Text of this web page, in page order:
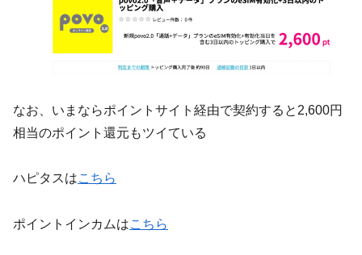
なお、いまならポイントサイト経由で契約すると2,600円
相当のポイント還元もツイている
ハピタスはこちら
ポイントインカムはこちら